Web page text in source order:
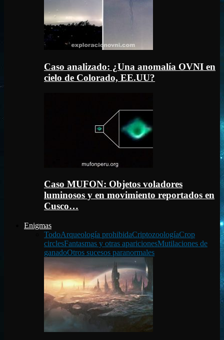
Caso analizado: ¿Una anomalía OVNI en
cielo de Colorado, EE.UU?
Caso MUFON: Objetos voladores
luminosos y en movimiento reportados en
Cusco…
Enigmas
TodoArqueología prohibidaCriptozoologíaCrop
circlesFantasmas y otras aparicionesMutilaciones de
ganadoOtros sucesos paranormales